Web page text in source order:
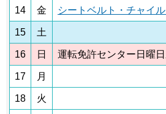
14 金 シートベルト・チャイ
15 土
16 日 運転免許センター日曜
17 月
18 火